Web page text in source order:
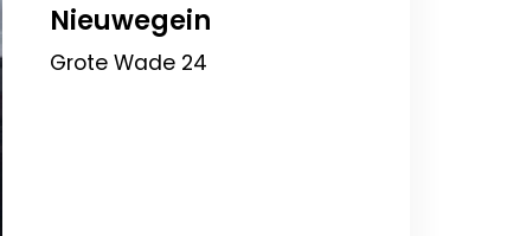
Nieuwegein
Grote Wade 24